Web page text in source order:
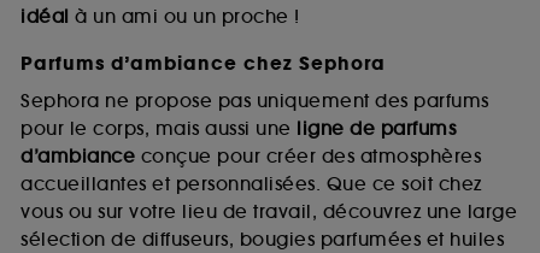
idéal à un ami ou un proche !
Parfums d’ambiance chez Sephora
Sephora ne propose pas uniquement des parfums
pour le corps, mais aussi une ligne de parfums
d’ambiance conçue pour créer des atmosphères
accueillantes et personnalisées. Que ce soit chez
vous ou sur votre lieu de travail, découvrez une large
sélection de diffuseurs, bougies parfumées et huiles